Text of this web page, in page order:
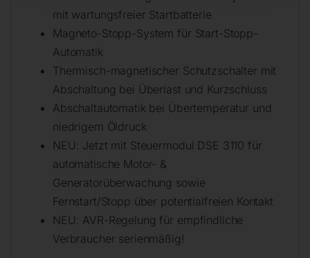
mit wartungsfreier Startbatterie
Magneto-Stopp-System für Start-Stopp-
Automatik
Thermisch-magnetischer Schutzschalter mit
Abschaltung bei Überlast und Kurzschluss
Abschaltautomatik bei Übertemperatur und
niedrigem Öldruck
NEU: Jetzt mit Steuermodul DSE 3110 für
automatische Motor- &
Generatorüberwachung sowie
Fernstart/Stopp über potentialfreien Kontakt
NEU: AVR-Regelung für empfindliche
Verbraucher serienmäßig!